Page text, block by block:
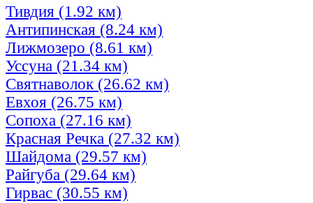
Тивдия (1.92 км)
Антипинская (8.24 км)
Лижмозеро (8.61 км)
Уссуна (21.34 км)
Святнаволок (26.62 км)
Евхоя (26.75 км)
Сопоха (27.16 км)
Красная Речка (27.32 км)
Шайдома (29.57 км)
Райгуба (29.64 км)
Гирвас (30.55 км)